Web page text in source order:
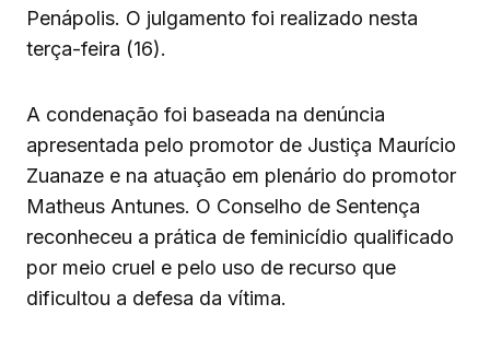
Penápolis. O julgamento foi realizado nesta
terça-feira (16).
A condenação foi baseada na denúncia
apresentada pelo promotor de Justiça Maurício
Zuanaze e na atuação em plenário do promotor
Matheus Antunes. O Conselho de Sentença
reconheceu a prática de feminicídio qualificado
por meio cruel e pelo uso de recurso que
dificultou a defesa da vítima.